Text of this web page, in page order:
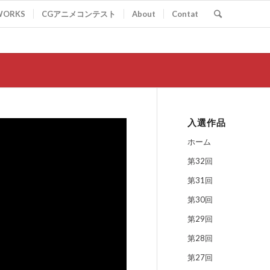
CGアニメコンテスト About Contat
入選作品
ホーム
第32回
第31回
第30回
第29回
第28回
第27回